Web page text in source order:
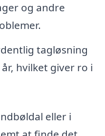
og andre
tagløsning
hvilket giver ro i
eller i